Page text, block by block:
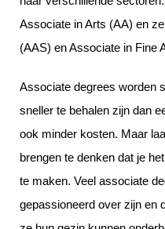
Associate in Arts (AA) en
(AAS) en Associate in Fine
Associate degrees worden
sneller te behalen zijn dan
ook minder kosten. Maar
brengen te denken dat je
te maken. Veel associate
gepassioneerd over zijn en